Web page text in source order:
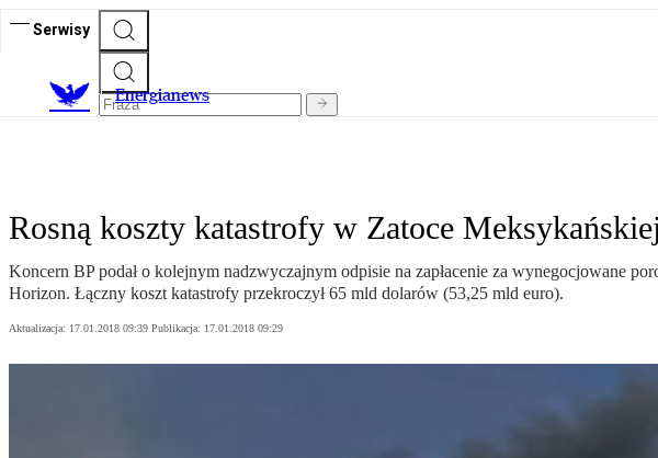
Serwisy
Energianews
Rosną koszty katastrofy w Zatoce Meksykańskiej
Koncern BP podał o kolejnym nadzwyczajnym odpisie na zapłacenie za wynegocjowane
Horizon. Łączny koszt katastrofy przekroczył 65 mld dolarów (53,25 mld euro).
Aktualizacja: 17.01.2018 09:39 Publikacja: 17.01.2018 09:29